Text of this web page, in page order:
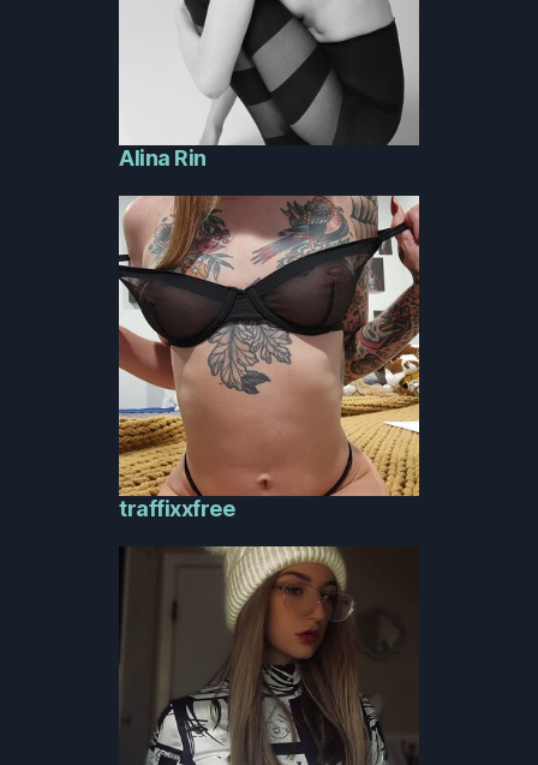
Alina Rin
traffixxfree